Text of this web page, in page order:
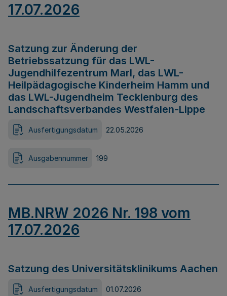
17.07.2026
Satzung zur Änderung der
Betriebssatzung für das LWL-
Jugendhilfezentrum Marl, das LWL-
Heilpädagogische Kinderheim Hamm und
das LWL-Jugendheim Tecklenburg des
Landschaftsverbandes Westfalen-Lippe
Ausfertigungsdatum 22.05.2026
Ausgabennummer 199
MB.NRW 2026 Nr. 198 vom
17.07.2026
Satzung des Universitätsklinikums Aachen
Ausfertigungsdatum 01.07.2026